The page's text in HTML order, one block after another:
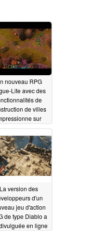
nouveau RPG
Lite avec des
de
de villes
sur
La version des
d'un
jeu d'action
de type Diablo a
en ligne